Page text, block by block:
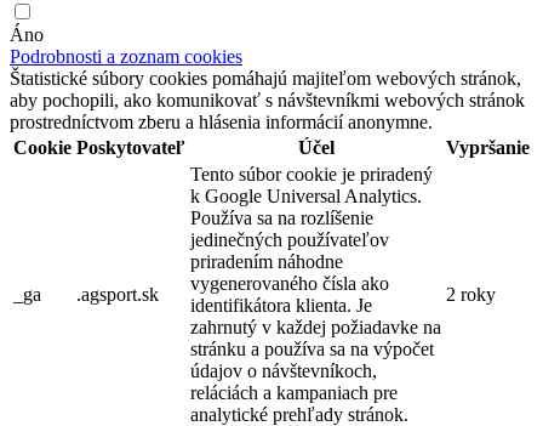
Áno
Podrobnosti a zoznam cookies
Štatistické súbory cookies pomáhajú majiteľom webových stránok,
aby pochopili, ako komunikovať s návštevníkmi webových stránok
prostredníctvom zberu a hlásenia informácií anonymne.
Cookie Poskytovateľ Účel Vypršanie
_ga .agsport.sk
Tento súbor cookie je priradený
k Google Universal Analytics.
Používa sa na rozlíšenie
jedinečných používateľov
priradením náhodne
vygenerovaného čísla ako
identifikátora klienta. Je
zahrnutý v každej požiadavke na
stránku a používa sa na výpočet
údajov o návštevníkoch,
reláciách a kampaniach pre
analytické prehľady stránok.
2 roky